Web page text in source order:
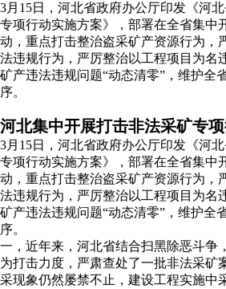
3月15日，河北省政府办公厅印发《河
专项行动实施方案》，部署在全省集中
动，重点打击整治盗采矿产资源行为，
法违规行为，严厉整治以工程项目为名
矿产违法违规问题“动态清零”，维护全
序。
河北集中开展打击非法采矿专
3月15日，河北省政府办公厅印发《河
专项行动实施方案》，部署在全省集中
动，重点打击整治盗采矿产资源行为，
法违规行为，严厉整治以工程项目为名
矿产违法违规问题“动态清零”，维护全
序。
一，近年来，河北省结合扫黑除恶斗争
为打击力度，严肃查处了一批非法采矿
采现象仍然屡禁不止，建设工程实施中